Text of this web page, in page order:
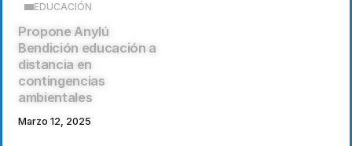
EDUCACIÓN
Propone Anylú
Bendición educación a
distancia en
contingencias
ambientales
Marzo 12, 2025